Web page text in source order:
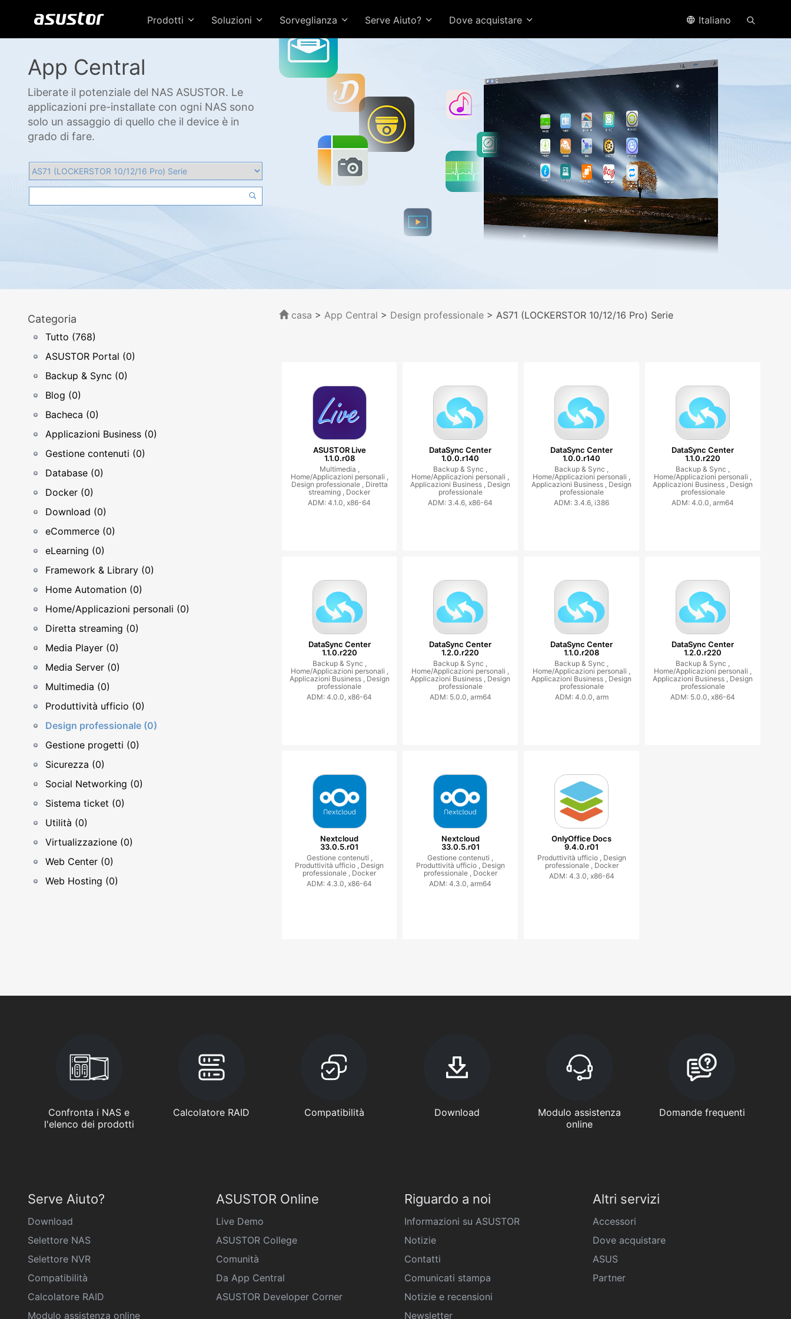
Prodotti Soluzioni Sorveglianza Serve Aiuto? Dove acquistare Italiano
App Central
Liberate il potenziale del NAS ASUSTOR. Le
applicazioni pre-installate con ogni NAS sono
solo un assaggio di quello che il device è in
grado di fare.
Categoria
Tutto (768)
ASUSTOR Portal (0)
Backup & Sync (0)
Blog (0)
Bacheca (0)
Applicazioni Business (0)
Gestione contenuti (0)
Database (0)
Docker (0)
Download (0)
eCommerce (0)
eLearning (0)
Framework & Library (0)
Home Automation (0)
Home/Applicazioni personali (0)
Diretta streaming (0)
Media Player (0)
Media Server (0)
Multimedia (0)
Produttività ufficio (0)
Design professionale (0)
Gestione progetti (0)
Sicurezza (0)
Social Networking (0)
Sistema ticket (0)
Utilità (0)
Virtualizzazione (0)
Web Center (0)
Web Hosting (0)
casa > App Central > Design professionale > AS71 (LOCKERSTOR 10/12/16 Pro) Serie
ASUSTOR Live
1.1.0.r08
Multimedia ,
Home/Applicazioni personali ,
Design professionale , Diretta
streaming , Docker
ADM: 4.1.0, x86-64
DataSync Center
1.0.0.r140
Backup & Sync ,
Home/Applicazioni personali ,
Applicazioni Business , Design
professionale
ADM: 3.4.6, x86-64
DataSync Center
1.0.0.r140
Backup & Sync ,
Home/Applicazioni personali ,
Applicazioni Business , Design
professionale
ADM: 3.4.6, i386
DataSync Center
1.1.0.r220
Backup & Sync ,
Home/Applicazioni personali ,
Applicazioni Business , Design
professionale
ADM: 4.0.0, arm64
DataSync Center
1.1.0.r220
Backup & Sync ,
Home/Applicazioni personali ,
Applicazioni Business , Design
professionale
ADM: 4.0.0, x86-64
DataSync Center
1.2.0.r220
Backup & Sync ,
Home/Applicazioni personali ,
Applicazioni Business , Design
professionale
ADM: 5.0.0, arm64
DataSync Center
1.1.0.r208
Backup & Sync ,
Home/Applicazioni personali ,
Applicazioni Business , Design
professionale
ADM: 4.0.0, arm
DataSync Center
1.2.0.r220
Backup & Sync ,
Home/Applicazioni personali ,
Applicazioni Business , Design
professionale
ADM: 5.0.0, x86-64
Nextcloud
33.0.5.r01
Gestione contenuti ,
Produttività ufficio , Design
professionale , Docker
ADM: 4.3.0, x86-64
Nextcloud
33.0.5.r01
Gestione contenuti ,
Produttività ufficio , Design
professionale , Docker
ADM: 4.3.0, arm64
OnlyOffice Docs
9.4.0.r01
Produttività ufficio , Design
professionale , Docker
ADM: 4.3.0, x86-64
Confronta i NAS e
l'elenco dei prodotti
Calcolatore RAID Compatibilità Download
Modulo assistenza
online
Domande frequenti
Serve Aiuto?
Download
Selettore NAS
Selettore NVR
Compatibilità
Calcolatore RAID
Modulo assistenza online
ASUSTOR Online
Live Demo
ASUSTOR College
Comunità
Da App Central
ASUSTOR Developer Corner
Riguardo a noi
Informazioni su ASUSTOR
Notizie
Contatti
Comunicati stampa
Notizie e recensioni
Newsletter
Altri servizi
Accessori
Dove acquistare
ASUS
Partner